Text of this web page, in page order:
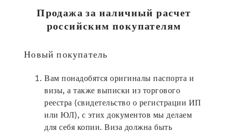
Продажа за наличный расчет
российским покупателям
Новый покупатель
Вам понадобятся оригиналы паспорта и
визы, а также выписки из торгового
реестра (свидетельство о регистрации ИП
или ЮЛ), с этих документов мы делаем
для себя копии. Виза должна быть